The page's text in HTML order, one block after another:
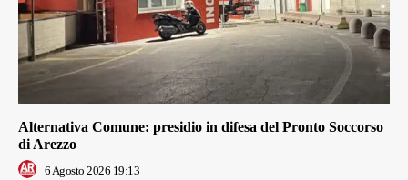
Alternativa Comune: presidio in difesa del Pronto Soccorso
di Arezzo
6 Agosto 2026 19:13